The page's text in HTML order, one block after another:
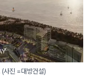
(사진 =대방건설)